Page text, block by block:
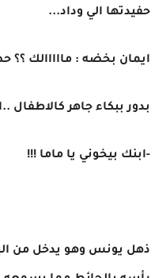
حفيدتها الي وداد...
ايمان بخضه : مااااالك ؟؟
بدور ببكاء جاهر كالاطفال
-ابنك بيخوني يا ماما !!!
ذهل يونس وهو يدخل من